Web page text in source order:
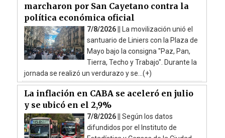
marcharon por San Cayetano contra la
política económica oficial
7/8/2026 || La movilización unió el
santuario de Liniers con la Plaza de
Mayo bajo la consigna "Paz, Pan,
Tierra, Techo y Trabajo". Durante la
jornada se realizó un verdurazo y se...(+)
La inflación en CABA se aceleró en julio
y se ubicó en el 2,9%
7/8/2026 || Según los datos
difundidos por el Instituto de